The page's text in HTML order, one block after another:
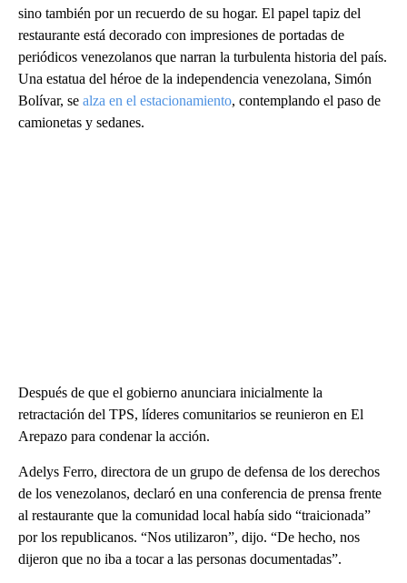
sino también por un recuerdo de su hogar. El papel tapiz del
restaurante está decorado con impresiones de portadas de
periódicos venezolanos que narran la turbulenta historia del país.
Una estatua del héroe de la independencia venezolana, Simón
Bolívar, se alza en el estacionamiento, contemplando el paso de
camionetas y sedanes.
Después de que el gobierno anunciara inicialmente la
retractación del TPS, líderes comunitarios se reunieron en El
Arepazo para condenar la acción.
Adelys Ferro, directora de un grupo de defensa de los derechos
de los venezolanos, declaró en una conferencia de prensa frente
al restaurante que la comunidad local había sido “traicionada”
por los republicanos. “Nos utilizaron”, dijo. “De hecho, nos
dijeron que no iba a tocar a las personas documentadas”.